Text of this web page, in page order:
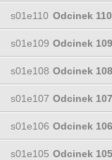
s01e110 Odcinek 110
s01e109 Odcinek 109
s01e108 Odcinek 108
s01e107 Odcinek 107
s01e106 Odcinek 106
s01e105 Odcinek 105